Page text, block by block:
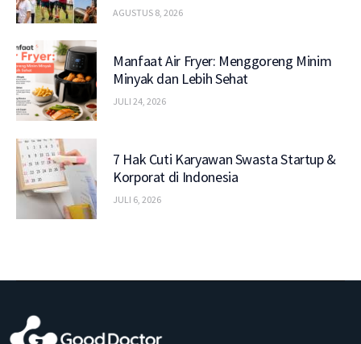
AGUSTUS 8, 2026
Manfaat Air Fryer: Menggoreng Minim
Minyak dan Lebih Sehat
JULI 24, 2026
7 Hak Cuti Karyawan Swasta Startup &
Korporat di Indonesia
JULI 6, 2026